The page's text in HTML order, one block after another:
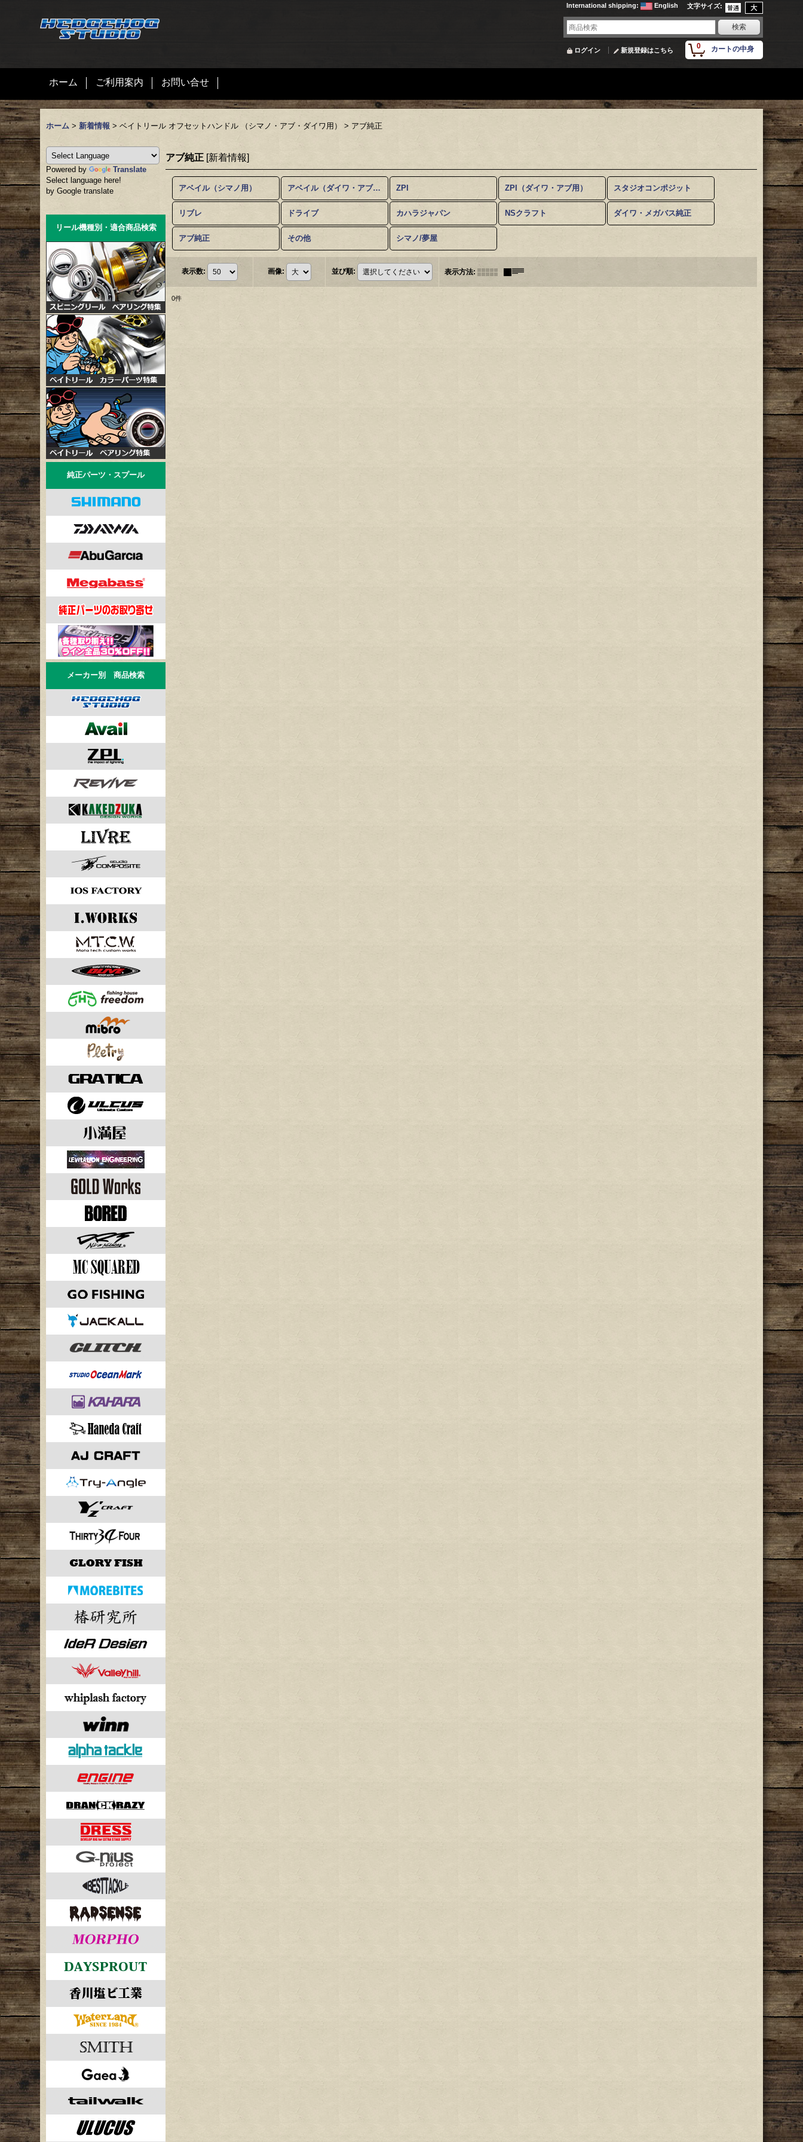
文字サイズ:
International shipping: English
0 カートの中身
ログイン 新規登録はこちら
ホーム ご利用案内 お問い合せ
ホーム > 新着情報 > ベイトリール オフセットハンドル （シマノ・アブ・ダイワ用） > アブ純正
Powered by
Translate
Select language here!
by Google translate
リール機種別・適合商品検索
純正パーツ・スプール
メーカー別 商品検索
アブ純正 [新着情報]
アベイル（シマノ用） アベイル（ダイワ・アブ用） ZPI ZPI（ダイワ・アブ用） スタジオコンポジット
リブレ ドライブ カハラジャパン NSクラフト ダイワ・メガバス純正
アブ純正 その他 シマノ/夢屋
表示数: 画像: 並び順: 表示方法:
0件